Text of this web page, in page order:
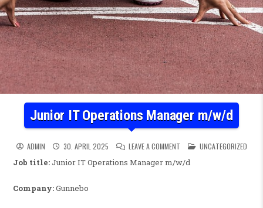
Junior IT Operations Manager m/w/d
ADMIN 30. APRIL 2025 LEAVE A COMMENTON JUNIOR IT OPERATIONS
POSTED IN
UNCATEGORIZED
Job title:Junior IT Operations Manager m/w/d
Company:Gunnebo